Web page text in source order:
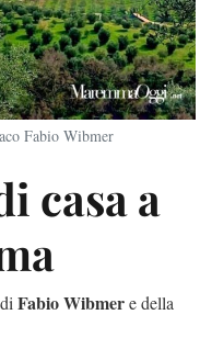
Fabio Wibmer
casa a
Fabio Wibmere della